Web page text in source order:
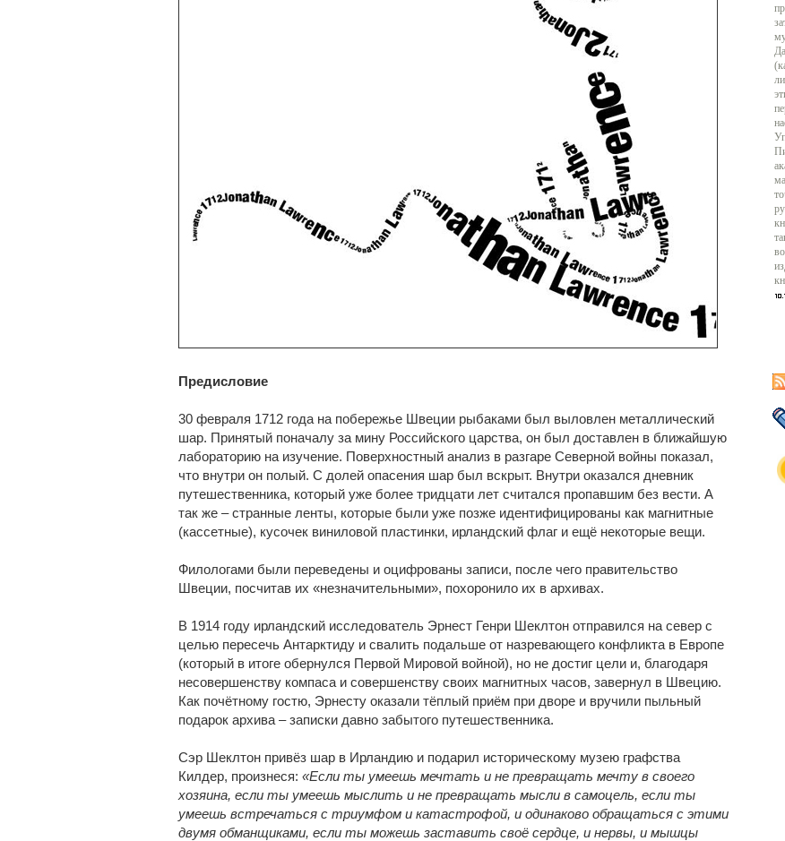
Предисловие
30 февраля 1712 года на побережье Швеции рыбаками был выловлен металлический
шар. Принятый поначалу за мину Российского царства, он был доставлен в ближайшую
лабораторию на изучение. Поверхностный анализ в разгаре Северной войны показал,
что внутри он полый. С долей опасения шар был вскрыт. Внутри оказался дневник
путешественника, который уже более тридцати лет считался пропавшим без вести. А
так же – странные ленты, которые были уже позже идентифицированы как магнитные
(кассетные), кусочек виниловой пластинки, ирландский флаг и ещё некоторые вещи.
Филологами были переведены и оцифрованы записи, после чего правительство
Швеции, посчитав их «незначительными», похоронило их в архивах.
В 1914 году ирландский исследователь Эрнест Генри Шеклтон отправился на север с
целью пересечь Антарктиду и свалить подальше от назревающего конфликта в Европе
(который в итоге обернулся Первой Мировой войной), но не достиг цели и, благодаря
несовершенству компаса и совершенству своих магнитных часов, завернул в Швецию.
Как почётному гостю, Эрнесту оказали тёплый приём при дворе и вручили пыльный
подарок архива – записки давно забытого путешественника.
Сэр Шеклтон привёз шар в Ирландию и подарил историческому музею графства
Килдер, произнеся: «Если ты умеешь мечтать и не превращать мечту в своего
хозяина, если ты умеешь мыслить и не превращать мысли в самоцель, если ты
умеешь встречаться с триумфом и катастрофой, и одинаково обращаться с этими
двумя обманщиками, если ты можешь заставить своё сердце, и нервы, и мышцы